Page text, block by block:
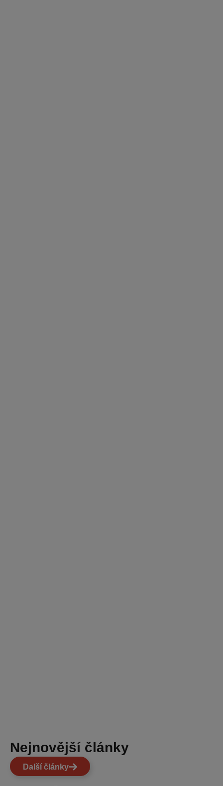
Nejnovější články
Další články